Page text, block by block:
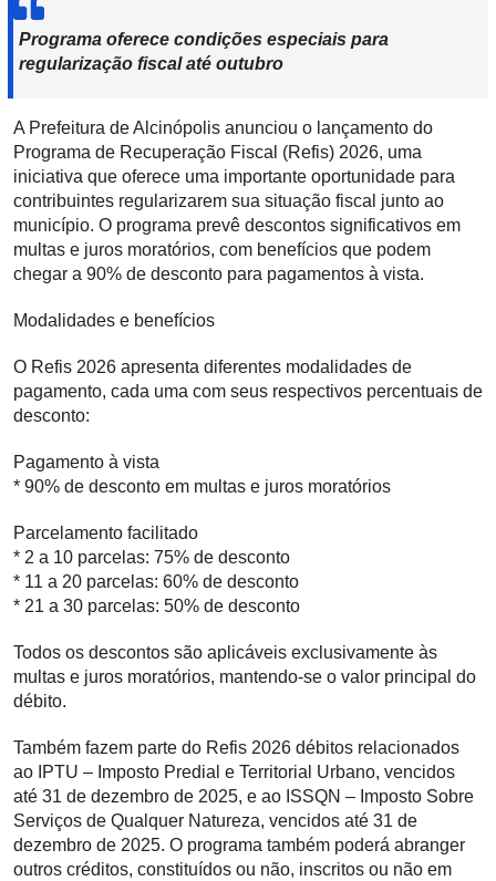
Programa oferece condições especiais para
regularização fiscal até outubro
A Prefeitura de Alcinópolis anunciou o lançamento do
Programa de Recuperação Fiscal (Refis) 2026, uma
iniciativa que oferece uma importante oportunidade para
contribuintes regularizarem sua situação fiscal junto ao
município. O programa prevê descontos significativos em
multas e juros moratórios, com benefícios que podem
chegar a 90% de desconto para pagamentos à vista.
Modalidades e benefícios
O Refis 2026 apresenta diferentes modalidades de
pagamento, cada uma com seus respectivos percentuais de
desconto:
Pagamento à vista
* 90% de desconto em multas e juros moratórios
Parcelamento facilitado
* 2 a 10 parcelas: 75% de desconto
* 11 a 20 parcelas: 60% de desconto
* 21 a 30 parcelas: 50% de desconto
Todos os descontos são aplicáveis exclusivamente às
multas e juros moratórios, mantendo-se o valor principal do
débito.
Também fazem parte do Refis 2026 débitos relacionados
ao IPTU – Imposto Predial e Territorial Urbano, vencidos
até 31 de dezembro de 2025, e ao ISSQN – Imposto Sobre
Serviços de Qualquer Natureza, vencidos até 31 de
dezembro de 2025. O programa também poderá abranger
outros créditos, constituídos ou não, inscritos ou não em